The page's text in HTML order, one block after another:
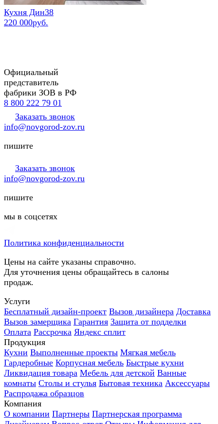
Кухня Дин38
220 000руб.
Официальный
представитель
фабрики ЗОВ в РФ
8 800 222 79 01
Заказать звонок
info@novgorod-zov.ru
пишите
Заказать звонок
info@novgorod-zov.ru
пишите
мы в соцсетях
Политика конфиденциальности
Цены на сайте указаны справочно.
Для уточнения цены обращайтесь в салоны
продаж.
Услуги
Бесплатный дизайн-проект Вызов дизайнера Доставка
Вызов замерщика Гарантия Защита от подделки
Оплата Рассрочка Яндекс сплит
Продукция
Кухни Выполненные проекты Мягкая мебель
Гардеробные Корпусная мебель Быстрые кухни
Ликвидация товара Мебель для детской Ванные
комнаты Столы и стулья Бытовая техника Аксессуары
Распродажа образцов
Компания
О компании Партнеры Партнерская программа